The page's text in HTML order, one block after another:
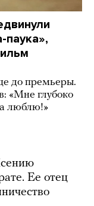
паука»,
до премьеры.
«Мне глубоко
люблю!»
Ее отец